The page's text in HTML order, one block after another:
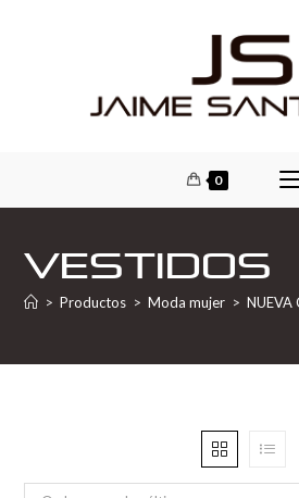
0
Vestidos
> Productos > Moda mujer > NUEVA